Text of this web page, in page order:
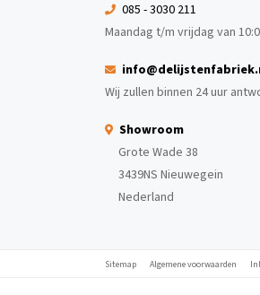
085 - 3030 211
Maandag t/m vrijdag van
Wij zullen binnen 24 uur
Showroom
Grote Wade 38
3439NS Nieuwegein
Nederland
Sitemap Algemene voorwaarden